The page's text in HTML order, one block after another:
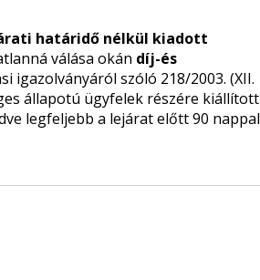
határidő nélkül kiadott
válása okán díj-és
igazolványáról szóló 218/2003. (XII.
állapotú ügyfelek részére kiállított
legfeljebb a lejárat előtt 90 nappal